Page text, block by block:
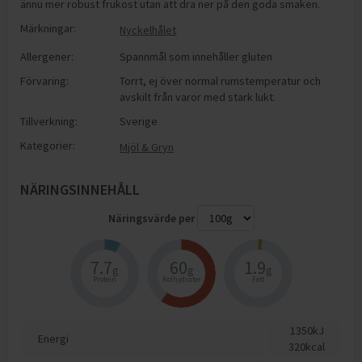
ännu mer robust frukost utan att dra ner på den goda smaken. ​
Märkningar:
Nyckelhålet
Allergener:
Spannmål som innehåller gluten
Förvaring:
Torrt, ej över normal rumstemperatur och
avskilt från varor med stark lukt.
Tillverkning:
Sverige
Kategorier:
Mjöl & Gryn
NÄRINGSINNEHÅLL
Näringsvärde per
7.7g
Protein
60g
Kolhydrater
1.9g
Fett
Energi
1350kJ
320kcal